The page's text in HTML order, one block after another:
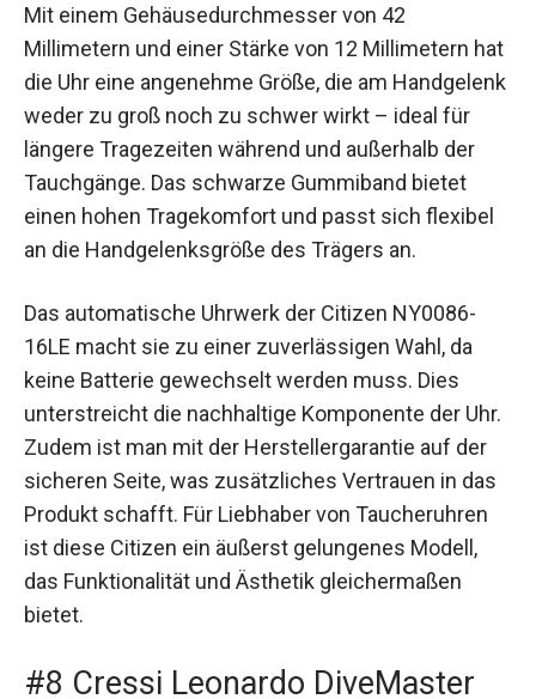
Mit einem Gehäusedurchmesser von 42
Millimetern und einer Stärke von 12 Millimetern hat
die Uhr eine angenehme Größe, die am Handgelenk
weder zu groß noch zu schwer wirkt – ideal für
längere Tragezeiten während und außerhalb der
Tauchgänge. Das schwarze Gummiband bietet
einen hohen Tragekomfort und passt sich flexibel
an die Handgelenksgröße des Trägers an.
Das automatische Uhrwerk der Citizen NY0086-
16LE macht sie zu einer zuverlässigen Wahl, da
keine Batterie gewechselt werden muss. Dies
unterstreicht die nachhaltige Komponente der Uhr.
Zudem ist man mit der Herstellergarantie auf der
sicheren Seite, was zusätzliches Vertrauen in das
Produkt schafft. Für Liebhaber von Taucheruhren
ist diese Citizen ein äußerst gelungenes Modell,
das Funktionalität und Ästhetik gleichermaßen
bietet.
#8 Cressi Leonardo DiveMaster